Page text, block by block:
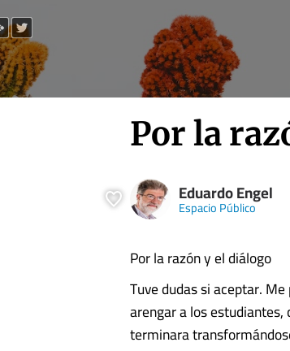
Por la
Eduardo Engel
Espacio Público
Por la razón y el diálogo
Tuve dudas si aceptar.
arengar a los
terminara